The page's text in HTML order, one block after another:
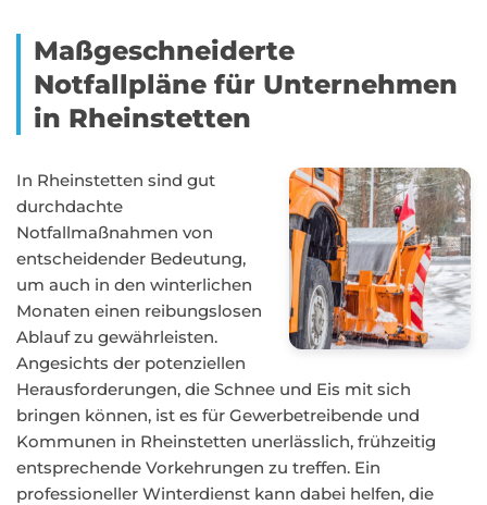
Maßgeschneiderte
Notfallpläne für Unternehmen
in Rheinstetten
In Rheinstetten sind gut
durchdachte
Notfallmaßnahmen von
entscheidender Bedeutung,
um auch in den winterlichen
Monaten einen reibungslosen
Ablauf zu gewährleisten.
Angesichts der potenziellen
Herausforderungen, die Schnee und Eis mit sich
bringen können, ist es für Gewerbetreibende und
Kommunen in Rheinstetten unerlässlich, frühzeitig
entsprechende Vorkehrungen zu treffen. Ein
professioneller Winterdienst kann dabei helfen, die